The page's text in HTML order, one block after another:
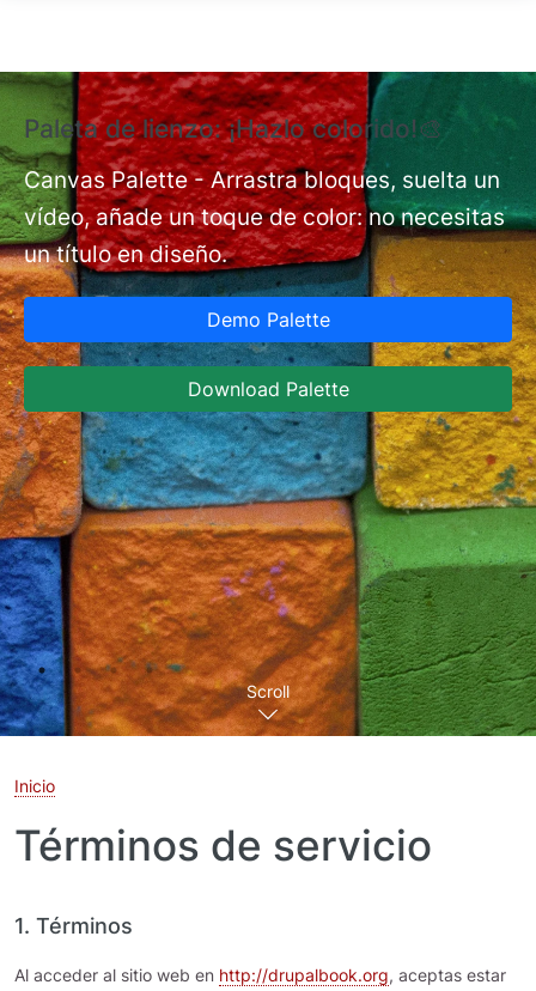
Paleta de lienzo: ¡Hazlo colorido!🎨
Canvas Palette - Arrastra bloques, suelta un
vídeo, añade un toque de color: no necesitas
un título en diseño.
Demo Palette
Download Palette
Scroll
Inicio
Términos de servicio
1. Términos
Al acceder al sitio web en http://drupalbook.org, aceptas estar